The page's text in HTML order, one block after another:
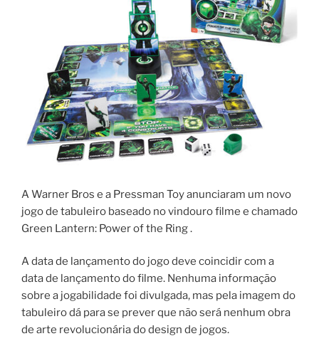
A Warner Bros e a Pressman Toy anunciaram um novo
jogo de tabuleiro baseado no vindouro filme e chamado
Green Lantern: Power of the Ring .
A data de lançamento do jogo deve coincidir com a
data de lançamento do filme. Nenhuma informação
sobre a jogabilidade foi divulgada, mas pela imagem do
tabuleiro dá para se prever que não será nenhum obra
de arte revolucionária do design de jogos.